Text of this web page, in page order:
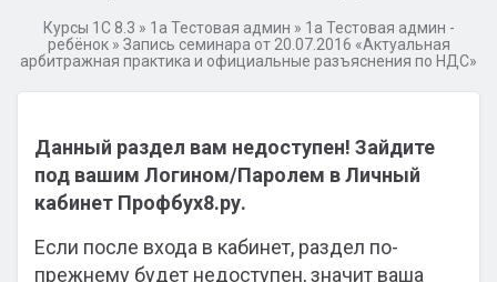
Курсы 1С 8.3 » 1а Тестовая админ » 1а Тестовая админ -
ребёнок» Запись семинара от 20.07.2016 «Актуальная
арбитражная практика и официальные разъяснения по НДС»
Данный раздел вам недоступен! Зайдите
под вашим Логином/Паролем в Личный
кабинет Профбух8.ру.
Если после входа в кабинет, раздел по-
прежнему будет недоступен, значит ваша